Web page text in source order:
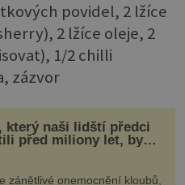
povidel, 2 lžíce
2 lžíce oleje, 2
1/2 chilli
zázvor
který naši lidští předci
před miliony let, by
pomoci s léčbou
králů“
zánětlivé onemocnění kloubů,